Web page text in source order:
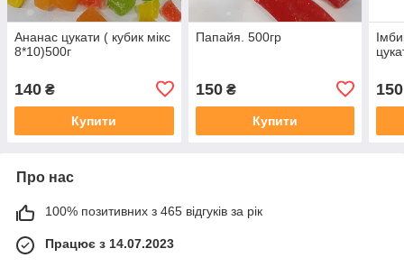
Ананас цукати ( кубик мікс
8*10)500г
140 ₴
Купити
Папайя. 500гр
150₴
Купити
150
Про нас
100% позитивних з 465 відгуків за рік
Працює з 14.07.2023